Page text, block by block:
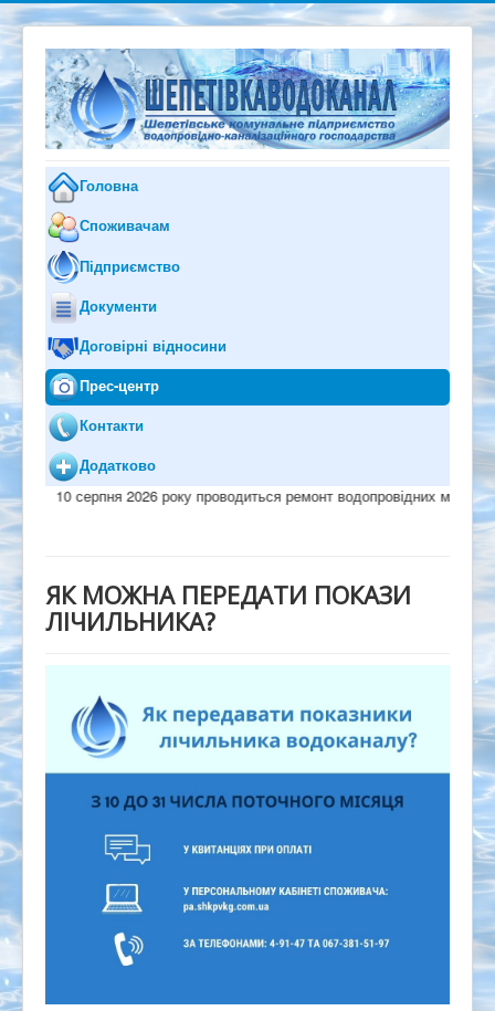
Головна
Споживачам
Підприємство
Документи
Договірні відносини
Прес-центр
Контакти
Додатково
10 серпня 2026 року проводиться ремонт водопровідних мереж на
ЯК МОЖНА ПЕРЕДАТИ ПОКАЗИ
ЛІЧИЛЬНИКА?